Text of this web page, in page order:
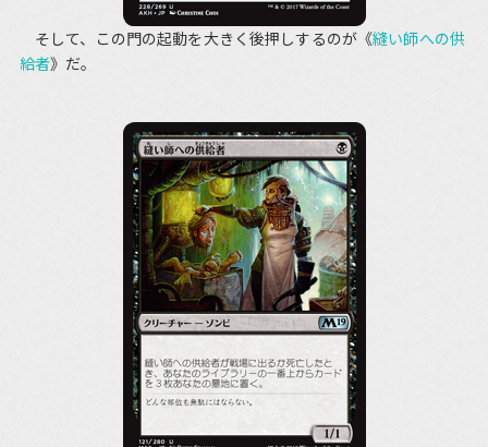
そして、この門の起動を大きく後押しするのが《縫い師への供
給者》だ。